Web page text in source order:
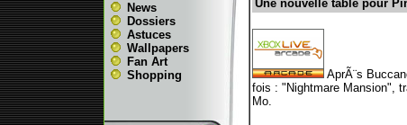
News
Dossiers
Astuces
Wallpapers
Fan Art
Shopping
Une nouvelle table pour
AprÃ¨s
fois : "Nightmare Mansion",
Mo.